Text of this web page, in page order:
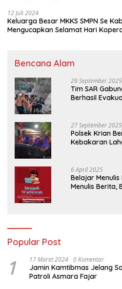
12 Juli 2024
Keluarga Besar MKKS SMPN Se
Mengucapkan Selamat Hari Koperasi Nasional Ke 77 Tahun
Bencana Alam
29 September 2025
Tim SAR
Berhasil
27 September 2025
Polsek Krian
Kebakaran
6 April 2025
Belajar
Menulis Berita,
Popular Post
1 17 Maret 2024 0 Komentar
Jamin Kamtibmas Jelang
Patroli Asmara Fajar